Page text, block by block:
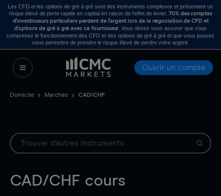
Les CFD et les options de gré à gré sont des instruments complexes et présentent un
risque élevé de perte rapide en capital en raison de l’effet de levier. 70% des comptes
d’investisseurs particuliers perdent de l’argent lors de la négociation de CFD et
d’options de gré à gré avec ce fournisseur . Vous devez vous assurer que vous
comprenez le fonctionnement des CFD et des options de gré à gré et que vous pouvez
vous permettre de prendre le risque élevé de perdre votre argent.
Ouvrir un compte
Domicile Marchés CAD/CHF
CAD/CHF cours